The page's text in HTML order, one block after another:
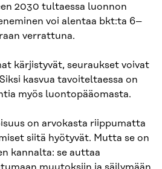
2030 tultaessa luonnon
voi alentaa bkt:ta 6–
verrattuna.
kärjistyvät, seuraukset voivat
kasvua tavoiteltaessa on
myös luontopääomasta.
on arvokasta riippumatta
siitä hyötyvät. Mutta se on
kannalta: se auttaa